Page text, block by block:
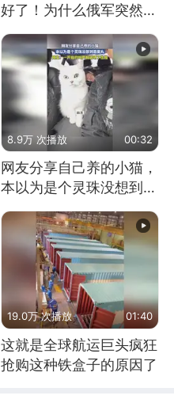
好了！为什么俄军突然强
硬起来了？
8.9万 次播放 00:32
网友分享自己养的小猫，
本以为是个灵珠没想到是
19.0万 次播放 01:40
这就是全球航运巨头疯狂
抢购这种铁盒子的原因了